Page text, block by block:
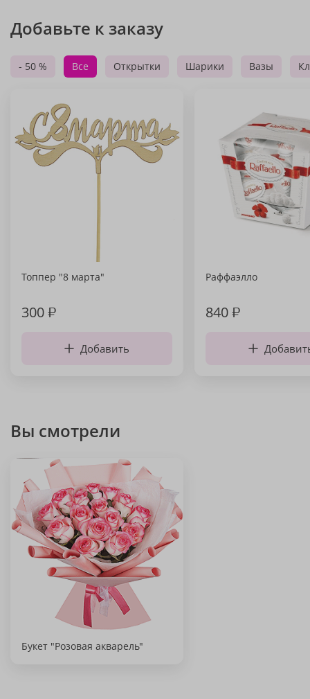
Добавьте к заказу
- 50 % Все Открытки Шарики Вазы
Топпер "8 марта"
300₽
Добавить
Раффаэлло
840₽
Вы смотрели
Букет "Розовая акварель"